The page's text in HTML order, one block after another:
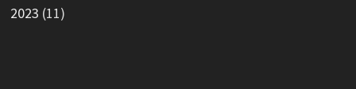
2023 (11)